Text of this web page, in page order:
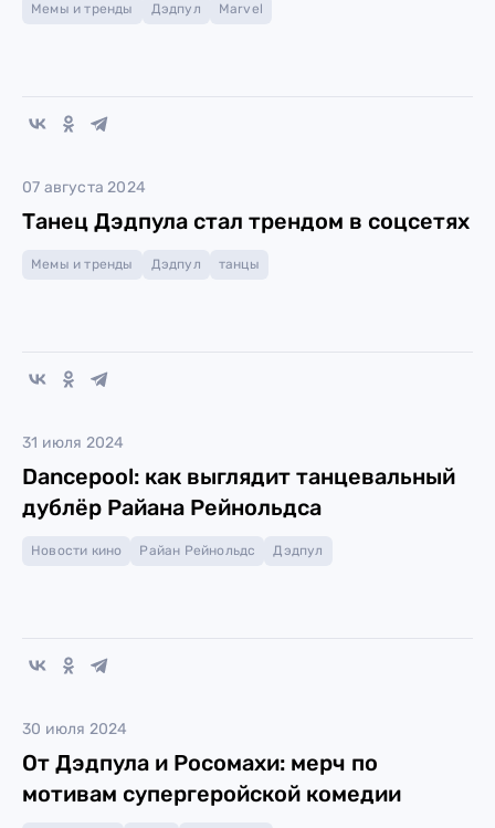
Мемы и тренды Дэдпул Marvel
07 августа 2024
Танец Дэдпула стал трендом в соцсетях
Мемы и тренды Дэдпул танцы
31 июля 2024
Dancepool: как выглядит танцевальный
дублёр Райана Рейнольдса
Новости кино Райан Рейнольдс Дэдпул
30 июля 2024
От Дэдпула и Росомахи: мерч по
мотивам супергеройской комедии